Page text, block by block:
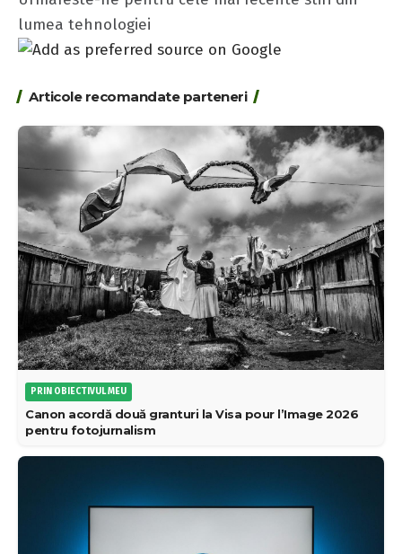
lumea tehnologiei
Articole recomandate parteneri
PRIN OBIECTIVUL MEU
Canon acordă două granturi la Visa pour l’Image 2026
pentru fotojurnalism